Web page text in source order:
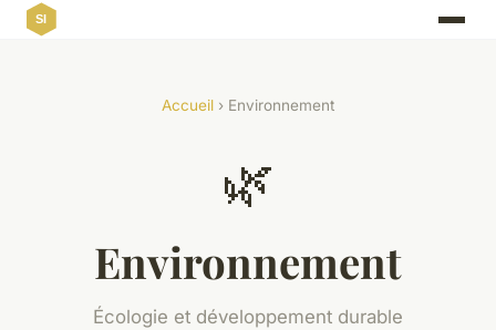
Accueil › Environnement
🌿
Environnement
Écologie et développement durable